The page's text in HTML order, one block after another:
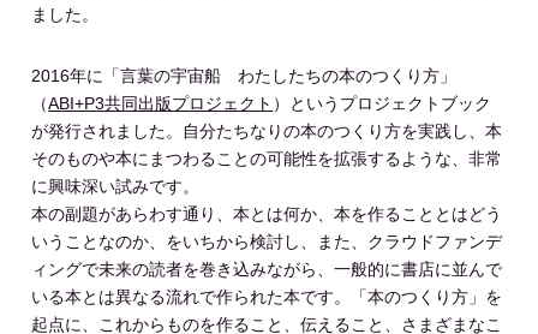
ました。
2016年に「言葉の宇宙船 わたしたちの本のつくり方」
（ABI+P3共同出版プロジェクト ）というプロジェクトブック
が発行されました。自分たちなりの本のつくり方を実践し、本
そのものや本にまつわることの可能性を拡張するような、非常
に興味深い試みです。
本の副題があらわす通り、本とは何か、本を作ることとはどう
いうことなのか、をいちから検討し、また、クラウドファンデ
ィングで未来の読者を巻き込みながら、一般的に書店に並んで
いる本とは異なる流れで作られた本です。「本のつくり方」を
起点に、これからものを作ること、伝えること、さまざまなこ